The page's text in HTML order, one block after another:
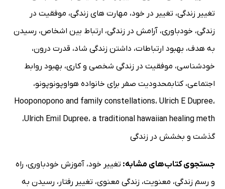
تغییر زندگی، تغییر در خود، مهارت های زندگی، موفقیت در
زندگی، خودباوری، آرامش در زندگی، ارتباط بین اشخاص، رسیدن
به هدف، بهبود ارتباطات، داشتن زندگی شاد، قدرت درون،
خودشناسی، موفقیت در زندگی شخصی و کاری، بهبود روابط
اجتماعی،کتابمحدودیت صفر برای خانواده هواوپونوپونو،
Hooponopono and family constellations، Ulrich E Dupree،
Ulrich Emil Dupree، a traditional hawaiian healing meth
،
گذشت و بخشش در زندگی
جستجوی کتاب‌های مشابه: تغییر خود، آموزش خودباوری، راه
و رسم زندگی، معنویت، زندگی معنوی، تغییر رفتار ، رسیدن به